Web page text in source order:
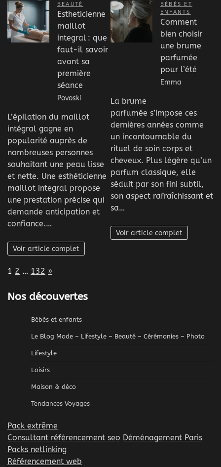
BEAUTÉ
Estheticienne
maillot
integral : que
faut-il savoir
avant sa
première
séance
Povoski
L’épilation du maillot
intégral gagne en
popularité auprès de
nombreuses personnes
souhaitant une peau lisse
et nette. Une esthéticienne
maillot integral propose
une prestation précise qui
demande anticipation et
confiance.…
Voir article complet
BÉBÉS ET
ENFANTS
Comment
bien choisir
une brume
parfumée
pour l’été
Emma
La brume
parfumée s’impose ces
dernières années comme
un incontournable du
rituel de soin corps et
cheveux. Plus légère qu’un
parfum classique, elle
séduit par son fini subtil,
son aspect rafraîchissant et
sa…
Voir article complet
Page:
1 2 … 132 Next
»
Nos découvertes
Bébés et enfants
Le Blog Mode – Lifestyle – Beauté – Cérémonies – Photo
Lifestyle
Loisirs
Maison & déco
Tendances Voyages
Pack extrême
Consultant référencement seo Déménagement Paris
Packs netlinking
Référencement web